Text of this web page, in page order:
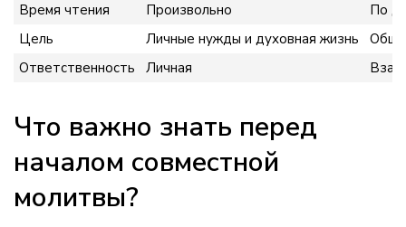
Время чтения
Произвольно
По
Цель
Личные нужды и духовная жизнь
Ответственность
Личная
Что важно знать перед
началом совместной
молитвы?